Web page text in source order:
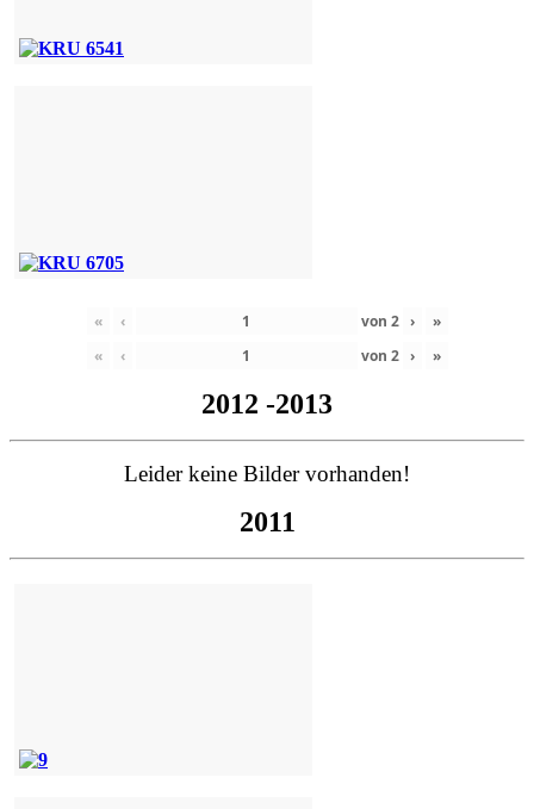
« ‹ von 2 ›
»
«
‹ von 2 › »
2012 -2013
Leider keine Bilder vorhanden!
2011